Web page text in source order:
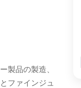
製品の製造、
ファインジュ